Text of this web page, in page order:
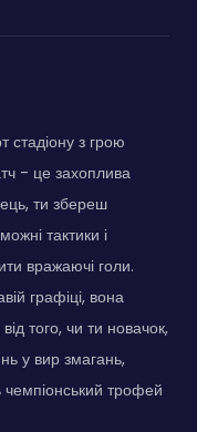
стадіону з грою
- це захоплива
ти збереш
тактики і
вражаючі голи.
графіці, вона
того, чи ти новачок,
у вир змагань,
чемпіонський трофей